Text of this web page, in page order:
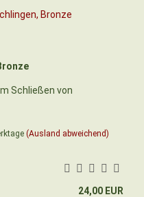
Schließen von
(Ausland abweichend)
24,00 EUR